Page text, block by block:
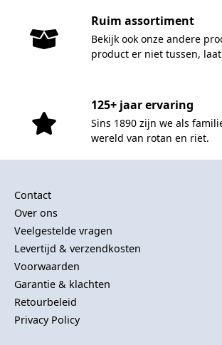
Ruim assortiment
Bekijk ook onze andere
product er niet tussen,
125+ jaar ervaring
Sins 1890 zijn we als
wereld van rotan en riet.
Contact
Over ons
Veelgestelde vragen
Levertijd & verzendkosten
Voorwaarden
Garantie & klachten
Retourbeleid
Privacy Policy